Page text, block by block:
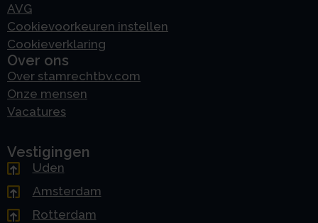
AVG
Cookievoorkeuren instellen
Cookieverklaring
Over ons
Over stamrechtbv.com
Onze mensen
Vacatures
Vestigingen
Uden
Amsterdam
Rotterdam